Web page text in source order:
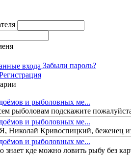
Забыли пароль?
и рыболовных ме...
рыболовам подскажите
и рыболовных ме...
Николай Кривоспицкий, беженец
и рыболовных ме...
знает кде можно ловить рыбу без